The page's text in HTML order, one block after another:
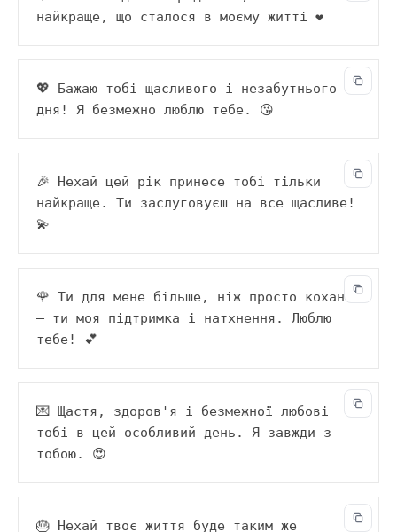
найкраще, що сталося в моєму житті ❤️
💖 Бажаю тобі щасливого і незабутнього
дня! Я безмежно люблю тебе. 😘
🎉 Нехай цей рік принесе тобі тільки
найкраще. Ти заслуговуєш на все щасливе!
💫
🌹 Ти для мене більше, ніж просто коханий
— ти моя підтримка і натхнення. Люблю
тебе! 💕
💌 Щастя, здоров'я і безмежної любові
тобі в цей особливий день. Я завжди з
тобою. 😍
🎂 Нехай твоє життя буде таким же